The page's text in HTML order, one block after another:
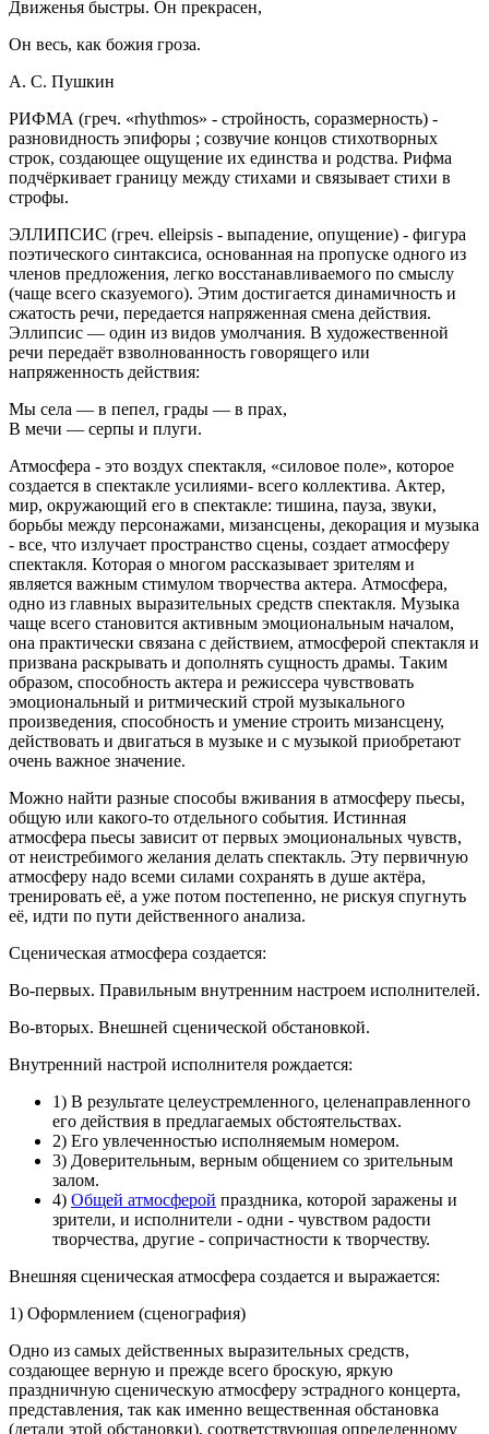
Движенья быстры. Он прекрасен,
Он весь, как божия гроза.
А. С. Пушкин
РИФМА (греч. «rhythmos» - стройность, соразмерность) -
разновидность эпифоры ; созвучие концов стихотворных
строк, создающее ощущение их единства и родства. Рифма
подчёркивает границу между стихами и связывает стихи в
строфы.
ЭЛЛИПСИС (греч. elleipsis - выпадение, опущение) - фигура
поэтического синтаксиса, основанная на пропуске одного из
членов предложения, легко восстанавливаемого по смыслу
(чаще всего сказуемого). Этим достигается динамичность и
сжатость речи, передается напряженная смена действия.
Эллипсис — один из видов умолчания. В художественной
речи передаёт взволнованность говорящего или
напряженность действия:
Мы села — в пепел, грады — в прах,
В мечи — серпы и плуги.
Атмосфера - это воздух спектакля, «силовое поле», которое
создается в спектакле усилиями- всего коллектива. Актер,
мир, окружающий его в спектакле: тишина, пауза, звуки,
борьбы между персонажами, мизансцены, декорация и музыка
- все, что излучает пространство сцены, создает атмосферу
спектакля. Которая о многом рассказывает зрителям и
является важным стимулом творчества актера. Атмосфера,
одно из главных выразительных средств спектакля. Музыка
чаще всего становится активным эмоциональным началом,
она практически связана с действием, атмосферой спектакля и
призвана раскрывать и дополнять сущность драмы. Таким
образом, способность актера и режиссера чувствовать
эмоциональный и ритмический строй музыкального
произведения, способность и умение строить мизансцену,
действовать и двигаться в музыке и с музыкой приобретают
очень важное значение.
Можно найти разные способы вживания в атмосферу пьесы,
общую или какого-то отдельного события. Истинная
атмосфера пьесы зависит от первых эмоциональных чувств,
от неистребимого желания делать спектакль. Эту первичную
атмосферу надо всеми силами сохранять в душе актёра,
тренировать её, а уже потом постепенно, не рискуя спугнуть
её, идти по пути действенного анализа.
Сценическая атмосфера создается:
Во-первых. Правильным внутренним настроем исполнителей.
Во-вторых. Внешней сценической обстановкой.
Внутренний настрой исполнителя рождается:
1) В результате целеустремленного, целенаправленного
его действия в предлагаемых обстоятельствах.
2) Его увлеченностью исполняемым номером.
3) Доверительным, верным общением со зрительным
залом.
4) Общей атмосферой праздника, которой заражены и
зрители, и исполнители - одни - чувством радости
творчества, другие - сопричастности к творчеству.
Внешняя сценическая атмосфера создается и выражается:
1) Оформлением (сценография)
Одно из самых действенных выразительных средств,
создающее верную и прежде всего броскую, яркую
праздничную сценическую атмосферу эстрадного концерта,
представления, так как именно вещественная обстановка
(детали этой обстановки), соответствующая определенному